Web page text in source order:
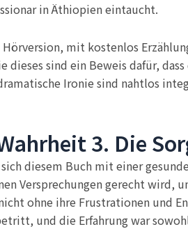
in Äthiopien eintaucht.
mit kostenlos
sind ein Beweis dafür,
Ironie sind nahtlos
3. Die
diesem Buch mit einer
Versprechungen gerecht wird,
ohne ihre Frustrationen und
und die Erfahrung war